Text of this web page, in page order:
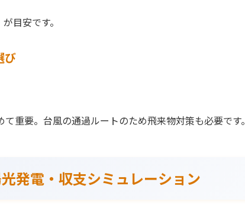
目安です。
び
重要。台風の通過ルートのため飛来物対策も必要です。
発電・収支シミュレーション